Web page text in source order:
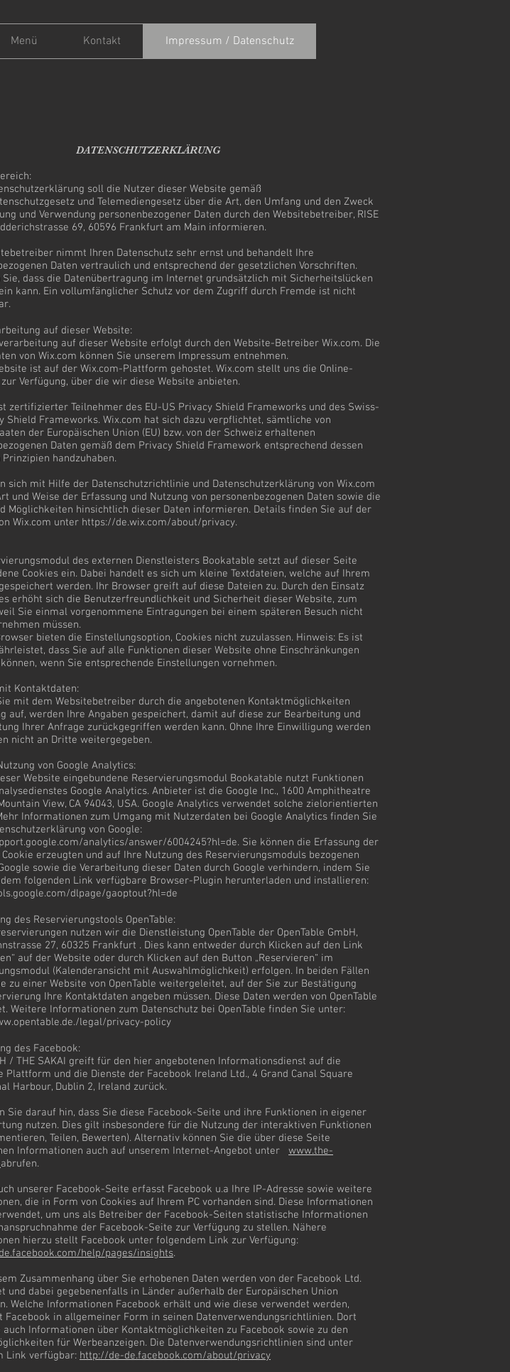
Menü Kontakt Impressum / Datenschutz
soll die Nutzer dieser Website gemäß
und Telemediengesetz über die Art, den Umfang und den Zweck
und Verwendung personenbezogener Daten durch den Websitebetreiber, RISE
69, 60596 Frankfurt am Main informieren.
nimmt Ihren Datenschutz sehr ernst und behandelt Ihre
Daten vertraulich und entsprechend der gesetzlichen Vorschriften.
Sie, dass die Datenübertragung im Internet grundsätzlich mit Sicherheitslücken
kann. Ein vollumfänglicher Schutz vor dem Zugriff durch Fremde ist nicht
auf dieser Website:
auf dieser Website erfolgt durch den Website-Betreiber Wix.com. Die
von Wix.com können Sie unserem Impressum entnehmen.
ist auf der Wix.com-Plattform gehostet. Wix.com stellt uns die Online-
Verfügung, über die wir diese Website anbieten.
zertifizierter Teilnehmer des EU-US Privacy Shield Frameworks und des Swiss-
Shield Frameworks. Wix.com hat sich dazu verpflichtet, sämtliche von
der Europäischen Union (EU) bzw. von der Schweiz erhaltenen
Daten gemäß dem Privacy Shield Framework entsprechend dessen
handzuhaben.
sich mit Hilfe der Datenschutzrichtlinie und Datenschutzerklärung von Wix.com
und Weise der Erfassung und Nutzung von personenbezogenen Daten sowie die
Möglichkeiten hinsichtlich dieser Daten informieren. Details finden Sie auf der
Wix.com unter https://de.wix.com/about/privacy.
des externen Dienstleisters Bookatable setzt auf dieser Seite
Cookies ein. Dabei handelt es sich um kleine Textdateien, welche auf Ihrem
werden. Ihr Browser greift auf diese Dateien zu. Durch den Einsatz
erhöht sich die Benutzerfreundlichkeit und Sicherheit dieser Website, zum
Sie einmal vorgenommene Eintragungen bei einem späteren Besuch nicht
müssen.
bieten die Einstellungsoption, Cookies nicht zuzulassen. Hinweis: Es ist
dass Sie auf alle Funktionen dieser Website ohne Einschränkungen
wenn Sie entsprechende Einstellungen vornehmen.
Kontaktdaten:
mit dem Websitebetreiber durch die angebotenen Kontaktmöglichkeiten
auf, werden Ihre Angaben gespeichert, damit auf diese zur Bearbeitung und
Ihrer Anfrage zurückgegriffen werden kann. Ohne Ihre Einwilligung werden
nicht an Dritte weitergegeben.
von Google Analytics:
Website eingebundene Reservierungsmodul Bookatable nutzt Funktionen
Google Analytics. Anbieter ist die Google Inc., 1600 Amphitheatre
View, CA 94043, USA. Google Analytics verwendet solche zielorientierten
Informationen zum Umgang mit Nutzerdaten bei Google Analytics finden Sie
von Google:
analytics/answer/6004245?hl=de. Sie können die Erfassung der
erzeugten und auf Ihre Nutzung des Reservierungsmoduls bezogenen
sowie die Verarbeitung dieser Daten durch Google verhindern, indem Sie
folgenden Link verfügbare Browser-Plugin herunterladen und installieren:
dlpage/gaoptout?hl=de
des Reservierungstools OpenTable:
nutzen wir die Dienstleistung OpenTable der OpenTable GmbH,
27, 60325 Frankfurt . Dies kann entweder durch Klicken auf den Link
auf der Website oder durch Klicken auf den Button „Reservieren“ im
(Kalenderansicht mit Auswahlmöglichkeit) erfolgen. In beiden Fällen
zu einer Website von OpenTable weitergeleitet, auf der Sie zur Bestätigung
Ihre Kontaktdaten angeben müssen. Diese Daten werden von OpenTable
Weitere Informationen zum Datenschutz bei OpenTable finden Sie unter:
./legal/privacy-policy
des Facebook:
/ THE SAKAI greift für den hier angebotenen Informationsdienst auf die
Plattform und die Dienste der Facebook Ireland Ltd., 4 Grand Canal Square
Harbour, Dublin 2, Ireland zurück.
Sie darauf hin, dass Sie diese Facebook-Seite und ihre Funktionen in eigener
nutzen. Dies gilt insbesondere für die Nutzung der interaktiven Funktionen
Teilen, Bewerten). Alternativ können Sie die über diese Seite
Informationen auch auf unserem Internet-Angebot unter www.the-
abrufen.
unserer Facebook-Seite erfasst Facebook u.a Ihre IP-Adresse sowie weitere
die in Form von Cookies auf Ihrem PC vorhanden sind. Diese Informationen
um uns als Betreiber der Facebook-Seiten statistische Informationen
der Facebook-Seite zur Verfügung zu stellen. Nähere
hierzu stellt Facebook unter folgendem Link zur Verfügung:
help/pages/insights.
Zusammenhang über Sie erhobenen Daten werden von der Facebook Ltd.
und dabei gegebenenfalls in Länder außerhalb der Europäischen Union
Welche Informationen Facebook erhält und wie diese verwendet werden,
Facebook in allgemeiner Form in seinen Datenverwendungsrichtlinien. Dort
auch Informationen über Kontaktmöglichkeiten zu Facebook sowie zu den
für Werbeanzeigen. Die Datenverwendungsrichtlinien sind unter
Link verfügbar: http://de-de.facebook.com/about/privacy